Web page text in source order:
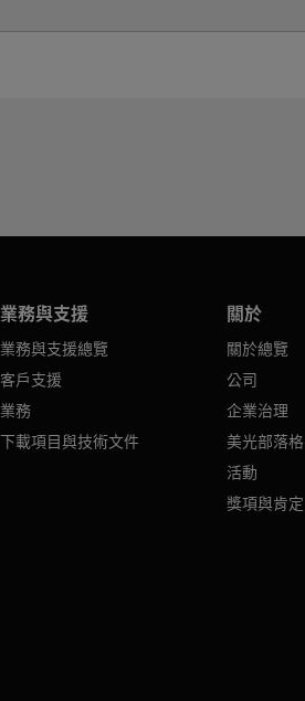
業務與支援
業務與支援總覽
客戶支援
業務
下載項目與技術文件
關於
關於總覽
公司
企業治理
美光部落格
活動
獎項與肯定